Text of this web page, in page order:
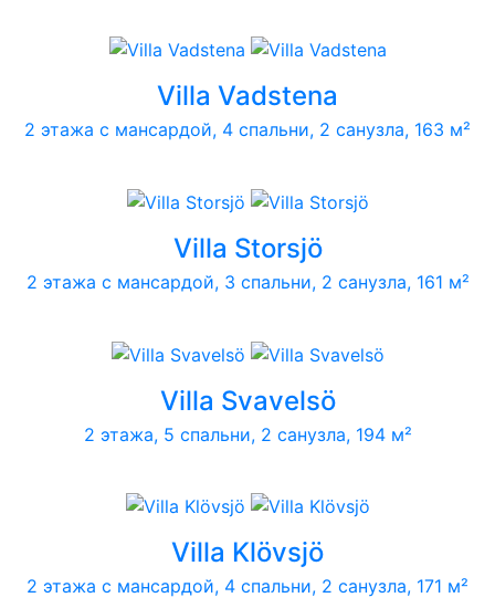
Villa Vadstena
2 этажа с мансардой, 4 спальни, 2 санузла, 163 м²
Villa Storsjö
2 этажа с мансардой, 3 спальни, 2 санузла, 161 м²
Villa Svavelsö
2 этажа, 5 спальни, 2 санузла, 194 м²
Villa Klövsjö
2 этажа с мансардой, 4 спальни, 2 санузла, 171 м²